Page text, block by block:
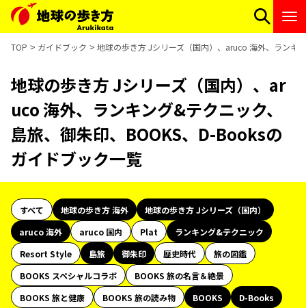
TOP ガイドブック 地球の歩き方 Jシリーズ（国内）、aruco 海外、ランキ
地球の歩き方 Jシリーズ（国内）、ar
uco 海外、ランキング&テクニック、
島旅、御朱印、BOOKS、D-Booksの
ガイドブック一覧
すべて 地球の歩き方 海外
地球の歩き方 Jシリーズ（国内）
aruco 海外
aruco 国内 Plat
ランキング&テクニック
Resort Style
島旅 御朱印 歴史時代
旅の図鑑
BOOKS スペシャルコラボ
BOOKS 旅の名言＆絶景
BOOKS 旅と健康
BOOKS 旅の読み物 BOOKS
D-Books